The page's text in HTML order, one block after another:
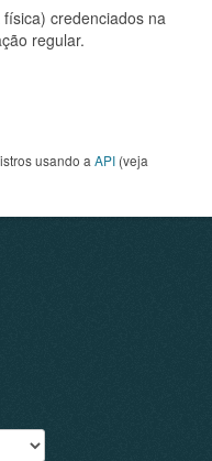
credenciados na
regular.
usando a API (veja